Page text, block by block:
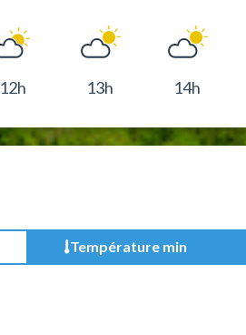
12h 13h 14h
Température min